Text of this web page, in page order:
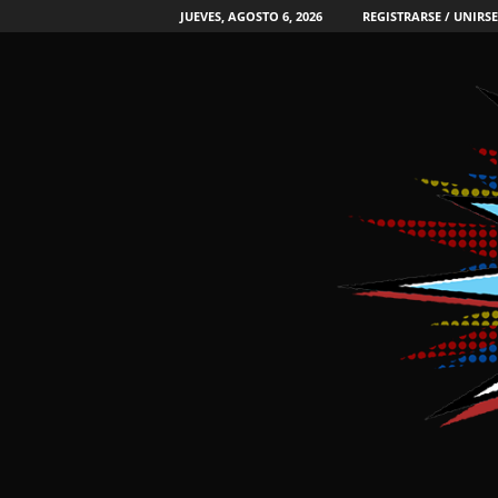
JUEVES, AGOSTO 6, 2026 REGISTRARSE / UNIRSE